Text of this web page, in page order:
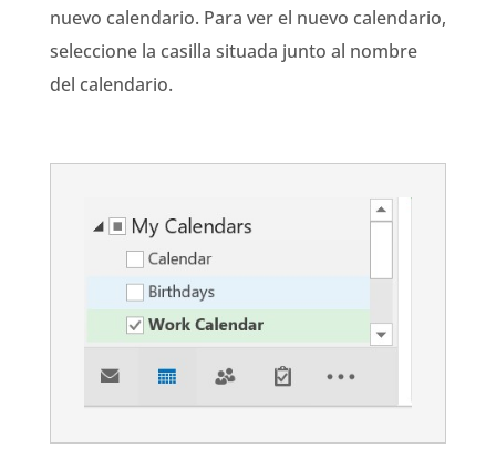
nuevo calendario. Para ver el nuevo calendario,
seleccione la casilla situada junto al nombre
del calendario.